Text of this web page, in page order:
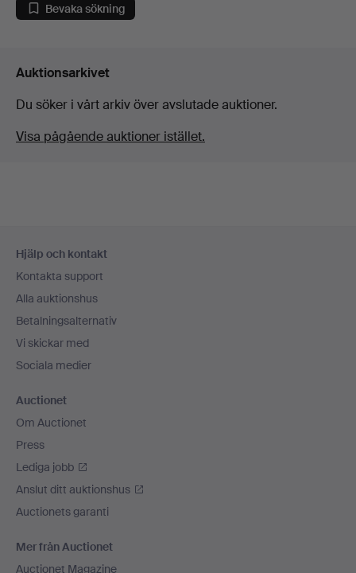
Bevaka sökning
Auktionsarkivet
Du söker i vårt arkiv över avslutade auktioner.
Visa pågående auktioner istället.
Hjälp och kontakt
Kontakta support
Alla auktionshus
Betalningsalternativ
Vi skickar med
Sociala medier
Auctionet
Om Auctionet
Press
Lediga jobb
Anslut ditt auktionshus
Auctionets garanti
Mer från Auctionet
Auctionet Magazine